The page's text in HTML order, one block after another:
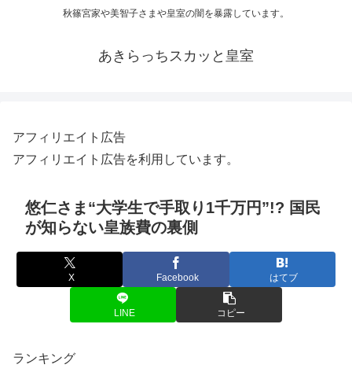
秋篠宮家や美智子さまや皇室の闇を暴露しています。
あきらっちスカッと皇室
アフィリエイト広告
アフィリエイト広告を利用しています。
悠仁さま“大学生で手取り1千万円”!? 国民
が知らない皇族費の裏側
X Facebook はてブ
LINE コピー
ランキング